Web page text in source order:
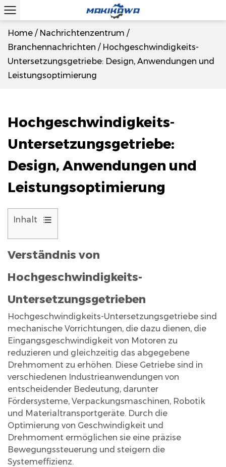
Home / Nachrichtenzentrum /
Branchennachrichten / Hochgeschwindigkeits-
Untersetzungsgetriebe: Design, Anwendungen und
Leistungsoptimierung
Hochgeschwindigkeits-
Untersetzungsgetriebe:
Design, Anwendungen und
Leistungsoptimierung
Inhalt
1
Verständnis
Hochgeschwindigkeits-
Untersetzungsgetrieben
Arten
von
Hochgeschwindigkeits-
Untersetzungsgetrieben
2.1
Stirnradgetriebe
2.2
Planetengetriebe
2.3
Zykloidgetriebe
3
Verständnis von
Hochgeschwindigkeits-
Untersetzungsgetrieben
Hochgeschwindigkeits-Untersetzungsgetriebe sind
mechanische Vorrichtungen, die dazu dienen, die
Eingangsgeschwindigkeit von Motoren zu
reduzieren und gleichzeitig das abgegebene
Drehmoment zu erhöhen. Diese Getriebe sind in
verschiedenen Industrieanwendungen von
entscheidender Bedeutung, darunter
Fördersysteme, Verpackungsmaschinen, Robotik
und Materialtransportgeräte. Durch die
Optimierung von Geschwindigkeit und
Drehmoment ermöglichen sie eine präzise
Bewegungssteuerung und steigern die
Systemeffizienz.